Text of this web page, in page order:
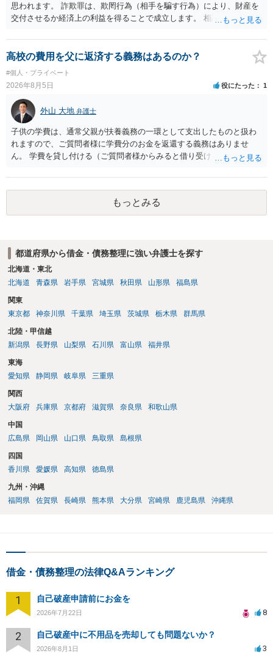
思われます。 詐欺罪は、欺罔行為（相手を騙す行為）により、財産を
交付させるか経済上の利益を得ることで成立します。 相談者さんは、
ので、詐欺罪の実行行為性が無く罪に問うことはできません。 おそら
く、相手が真実を話せば警察も取り合わないと思いますが、虚偽の内
容を述べた場合は、捜査はあるかもしれません。 ただし、捜査におい
て、真実を説明すれば、「ちゃんと返しなさいよ」程度の注意で済む
ことだと思われます。 また、返せるお金が無いのであれば、返せない
のは致し方ありません。真摯に分割して支払うことを相手に告げてい
くのみでしょう。 以上、ご参考まで。
高校の費用を父に返済する義務はあるのか？
#個人・プライベート
2026年8月5日 役にたった 1
外山 大地 弁護士
子供の学費は、通常父親が扶養義務の一環として支出したものと扱わ
れますので、ご質問者様に学費分のお金を返還する義務はありませ
ん。 学費を貸し付ける（ご質問者様からみると借り受ける）といった
ょう。
もっとみる
都道府県から借金・債務整理に強い弁護士を探す
北海道・東北
北海道
青森県 岩手県 宮城県 秋田県 山形県 福島県
関東
東京都
神奈川県 千葉県 埼玉県 茨城県 栃木県 群馬県
北陸・甲信越
新潟県
長野県 山梨県 石川県 富山県 福井県
東海
愛知県
静岡県 岐阜県 三重県
関西
大阪府
兵庫県 京都府 滋賀県 奈良県 和歌山県
中国
広島県
岡山県 山口県 鳥取県 島根県
四国
香川県
愛媛県 高知県 徳島県
九州・沖縄
福岡県
佐賀県 長崎県 熊本県 大分県 宮崎県 鹿児島県 沖縄県
借金・債務整理の法律Q&Aランキング
1 自己破産申請前にお金を
2026年7月22日 8
2 自己破産中に不用品を売却しても問題ないか？
2026年8月1日 3